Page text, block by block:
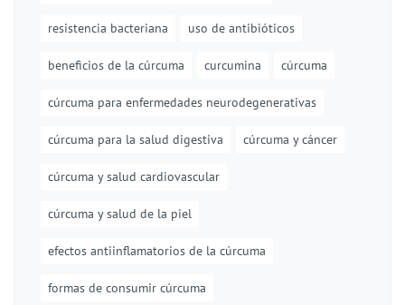
resistencia bacteriana uso de antibióticos
beneficios de la cúrcuma curcumina cúrcuma
cúrcuma para enfermedades neurodegenerativas
cúrcuma para la salud digestiva cúrcuma y cáncer
cúrcuma y salud cardiovascular
cúrcuma y salud de la piel
efectos antiinflamatorios de la cúrcuma
formas de consumir cúrcuma